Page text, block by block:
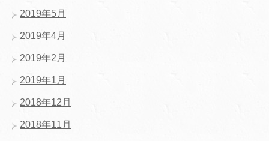
2019年5月
2019年4月
2019年2月
2019年1月
2018年12月
2018年11月